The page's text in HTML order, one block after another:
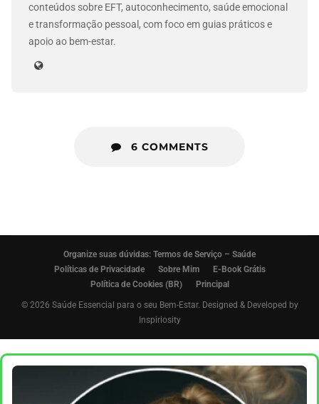
conteúdos sobre EFT, autoconhecimento, saúde emocional
e transformação pessoal, com foco em guias práticos e
apoio ao bem-estar.
6 COMMENTS
Organize suas dúvidas: Termos de Serviço – Saúde
Políticas de Privacidade
Sobre Mim
E-Book Grátis
Política de Cookies (BR)
Principal
© 2026 Saúde Essencial para o seu Bem-Estar. Designed & Developed by
Inspiriosity